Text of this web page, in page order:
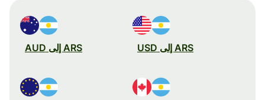
ARS إلى USD ARS إلى AUD